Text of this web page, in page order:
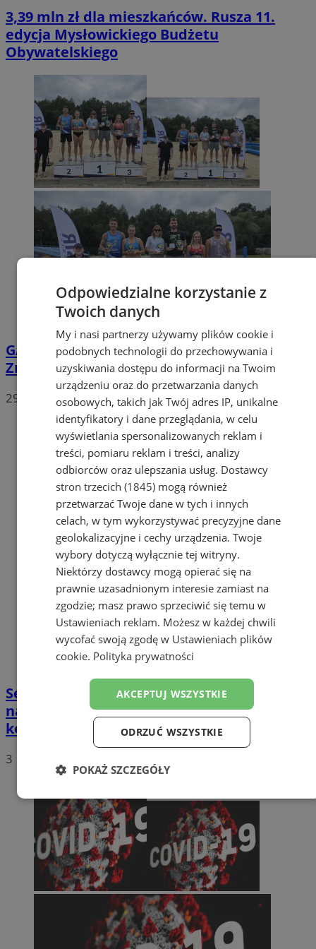
3,39 mln zł dla mieszkańców. Rusza 11.
edycja Mysłowickiego Budżetu
Obywatelskiego
GALERIAPlażowe emocje do ostatniej piłki.
Znamy mistrzów Mysłowic
29
Sezon motocyklowy w pełni. Te liczby dają
nadzieję, ale ostrożność wciąż jest
konieczna
3
Odpowiedzialne korzystanie z
Twoich danych
My i nasi partnerzy używamy plików cookie i
podobnych technologii do przechowywania i
uzyskiwania dostępu do informacji na Twoim
urządzeniu oraz do przetwarzania danych
osobowych, takich jak Twój adres IP, unikalne
identyfikatory i dane przeglądania, w celu
wyświetlania spersonalizowanych reklam i
treści, pomiaru reklam i treści, analizy
odbiorców oraz ulepszania usług. Dostawcy
stron trzecich (1845) mogą również
przetwarzać Twoje dane w tych i innych
celach, w tym wykorzystywać precyzyjne dane
geolokalizacyjne i cechy urządzenia. Twoje
wybory dotyczą wyłącznie tej witryny.
Niektórzy dostawcy mogą opierać się na
prawnie uzasadnionym interesie zamiast na
zgodzie; masz prawo sprzeciwić się temu w
Ustawieniach reklam. Możesz w każdej chwili
wycofać swoją zgodę w Ustawieniach plików
cookie. Polityka prywatności
AKCEPTUJ WSZYSTKIE
ODRZUĆ WSZYSTKIE
POKAŻ SZCZEGÓŁY
Niezbędne Wydajność Targetowanie
Funkcjonalność Niesklasyfikowane